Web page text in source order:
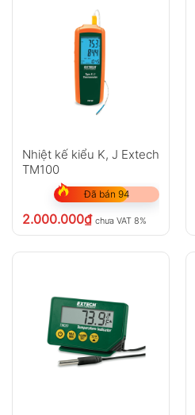
Nhiệt kế kiểu K, J Extech
TM100
Đã bán 94
2.000.000₫ chưa VAT 8%